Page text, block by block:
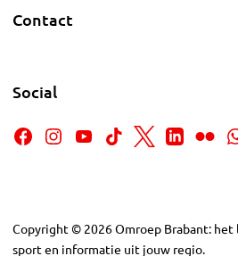
Contact
Social
Copyright © 2026Omroep Brabant:
sport en informatie uit jouw regio.